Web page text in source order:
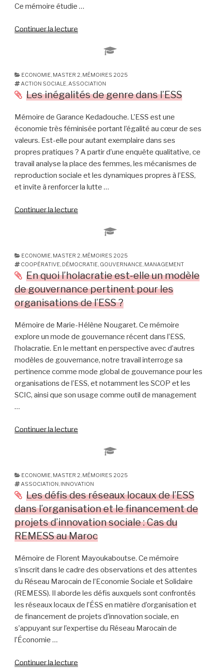
Ce mémoire étudie …
Continuer la lecture
stratégies
diversification
des
sources
financements
des
associations
Analyse
des
pratiques
efficacité
dans
le
soutien
aux
projets.
Cas
du
Sol,
fédération
monnaies
ECONOMIE, MASTER 2, MÉMOIRES 2025
ACTION SOCIALE,ASSOCIATION
Les inégalités de genre dans l’ESS
Mémoire de Garance Kedadouche. L’ESS est une
économie très féminisée portant l’égalité au cœur de ses
valeurs. Est-elle pour autant exemplaire dans ses
propres pratiques ? A partir d’une enquête qualitative, ce
travail analyse la place des femmes, les mécanismes de
reproduction sociale et les dynamiques propres à l’ESS,
et invite à renforcer la lutte …
Continuer la lecture
inégalités
genre
dans
l’ESS »
ECONOMIE, MASTER 2, MÉMOIRES 2025
COOPÉRATIVE, DÉMOCRATIE, GOUVERNANCE, MANAGEMENT
En quoi l’holacratie est-elle un modèle
de gouvernance pertinent pour les
organisations de l’ESS ?
Mémoire de Marie-Hélène Nougaret. Ce mémoire
explore un mode de gouvernance récent dans l’ESS,
l’holacratie. En le mettant en perspective avec d’autres
modèles de gouvernance, notre travail interroge sa
pertinence comme mode global de gouvernance pour les
organisations de l’ESS, et notamment les SCOP et les
SCIC, ainsi que son usage comme outil de management
…
Continuer la lecture
est-
elle
un
modèle
de
gouvernance
pour
les
organisations
de
l’ESS
? »
ECONOMIE, MASTER 2, MÉMOIRES 2025
ASSOCIATION, INNOVATION
Les défis des réseaux locaux de l’ESS
dans l’organisation et le financement de
projets d’innovation sociale : Cas du
REMESS au Maroc
Mémoire de Florent Mayoukaboutse. Ce mémoire
s’inscrit dans le cadre des observations et des attentes
du Réseau Marocain de l’Economie Sociale et Solidaire
(REMESS). Il aborde les défis auxquels sont confrontés
les réseaux locaux de l’ÉSS en matière d’organisation et
de financement de projets d’innovation sociale, en
s’appuyant sur l’expertise du Réseau Marocain de
l’Économie …
Continuer la lecture